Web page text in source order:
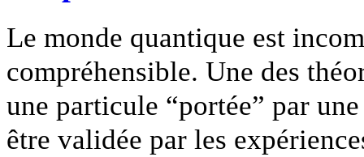
Le monde quantique est
compréhensible. Une des
une particule “portée” par
être validée par les